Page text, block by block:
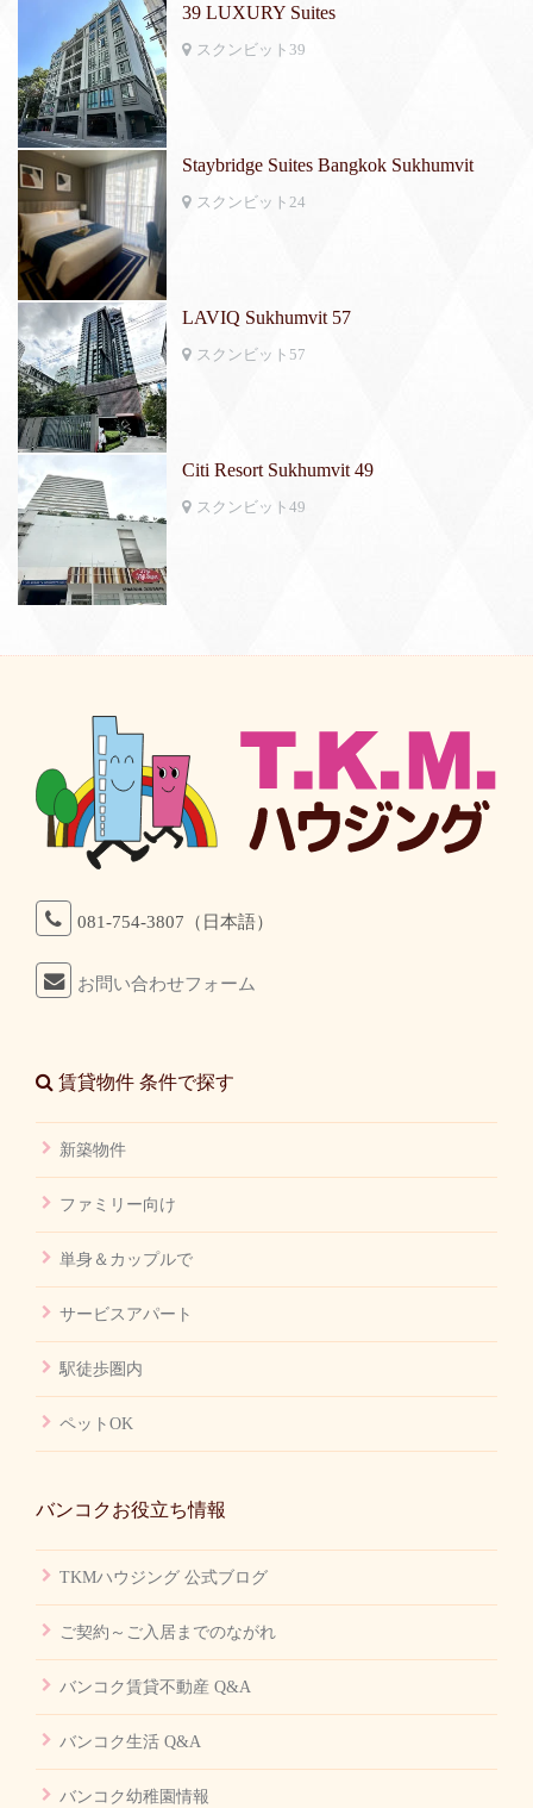
39 LUXURY Suites
スクンビット39
Staybridge Suites Bangkok Sukhumvit
スクンビット24
LAVIQ Sukhumvit 57
スクンビット57
Citi Resort Sukhumvit 49
スクンビット49
081-754-3807（日本語）
お問い合わせフォーム
賃貸物件 条件で探す
新築物件
ファミリー向け
単身＆カップルで
サービスアパート
駅徒歩圏内
ペットOK
バンコクお役立ち情報
TKMハウジング 公式ブログ
ご契約～ご入居までのながれ
バンコク賃貸不動産 Q&A
バンコク生活 Q&A
バンコク幼稚園情報